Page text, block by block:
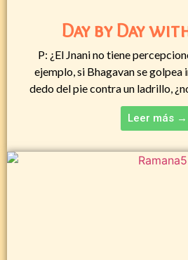
Day by Day
P: ¿El Jnani no tiene
ejemplo, si Bhagavan se
dedo del pie contra un ladrillo,
Leer más →